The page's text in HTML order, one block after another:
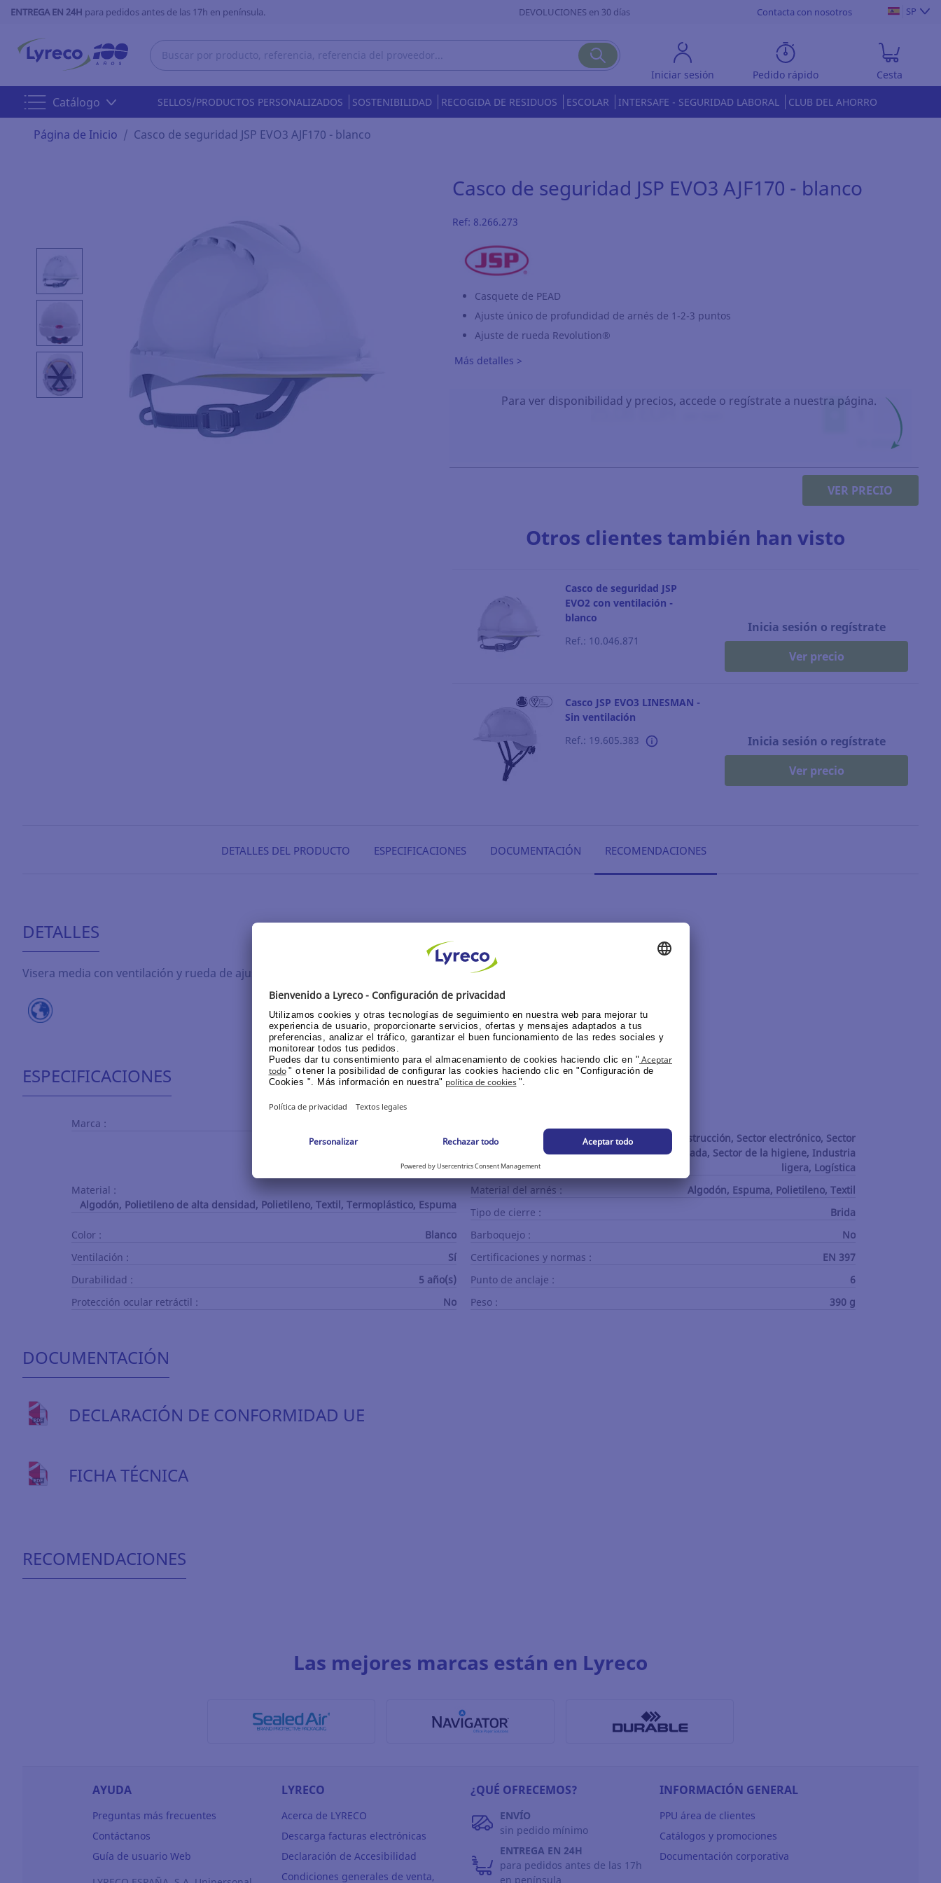
ENTREGA EN 24H para pedidos antes de las 17h en península. DEVOLUCIONES en 30 días Contacta con nosotros SP
Iniciar sesión Pedido rápido Cesta
Catálogo SELLOS/PRODUCTOS PERSONALIZADOS SOSTENIBILIDAD RECOGIDA DE RESIDUOS ESCOLAR INTERSAFE - SEGURIDAD LABORAL CLUB DEL AHORRO
Página de Inicio Casco de seguridad JSP EVO3 AJF170 - blanco
Casco de seguridad JSP EVO3 AJF170 - blanco
Ref: 8.266.273
Casquete de PEAD
Ajuste único de profundidad de arnés de 1-2-3 puntos
Ajuste de rueda Revolution®
Más detalles >
Para ver disponibilidad y precios, accede o regístrate a nuestra página.
VER PRECIO
Otros clientes también han visto
Casco de seguridad JSP
EVO2 con ventilación -
blanco
Ref.: 10.046.871
Inicia sesión o regístrate
Ver precio
Casco JSP EVO3 LINESMAN -
Sin ventilación
Ref.: 19.605.383
Inicia sesión o regístrate
Ver precio
DETALLES DEL PRODUCTO ESPECIFICACIONES DOCUMENTACIÓN RECOMENDACIONES
DETALLES
Visera media con ventilación y rueda de ajuste. Casco de alta resistencia con carcasa de Polietileno de Alta Densidad (HDPE).
ESPECIFICACIONES
Marca :
Sector automovilístico, Sector químico, Construcción, Sector electrónico, Sector
alimentario, Sector forestal, Industria pesada, Sector de la higiene, Industria
ligera, Logística
Material :
Algodón, Polietileno de alta densidad, Polietileno, Textil, Termoplástico, Espuma
Material del arnés :
Algodón, Espuma, Polietileno, Textil
Tipo de cierre :
Brida
Color :
Blanco Barboquejo :
No
Ventilación :
Sí Certificaciones y normas :
EN 397
Durabilidad :
5 año(s) Punto de anclaje :
6
Protección ocular retráctil :
No Peso : 390 g
DOCUMENTACIÓN
DECLARACIÓN DE CONFORMIDAD UE
FICHA TÉCNICA
RECOMENDACIONES
Las mejores marcas están en Lyreco
AYUDA
Preguntas más frecuentes
Contáctanos
Guía de usuario Web
LYRECO
Acerca de LYRECO
Descarga facturas electrónicas
Declaración de Accesibilidad
Condiciones generales de venta,
¿QUÉ OFRECEMOS?
ENVÍO
sin pedido mínimo
ENTREGA EN 24H
para pedidos antes de las 17h
en península
INFORMACIÓN GENERAL
PPU área de clientes
Catálogos y promociones
Documentación corporativa